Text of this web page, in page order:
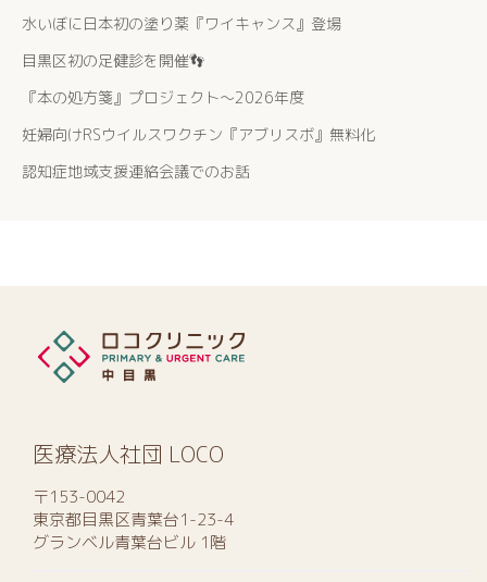
水いぼに日本初の塗り薬『ワイキャンス』登場
目黒区初の足健診を開催👣
『本の処方箋』プロジェクト〜2026年度
妊婦向けRSウイルスワクチン『アブリスボ』無料化
認知症地域支援連絡会議でのお話
医療法人社団 LOCO
〒153-0042
東京都目黒区青葉台1-23-4
グランベル青葉台ビル 1階